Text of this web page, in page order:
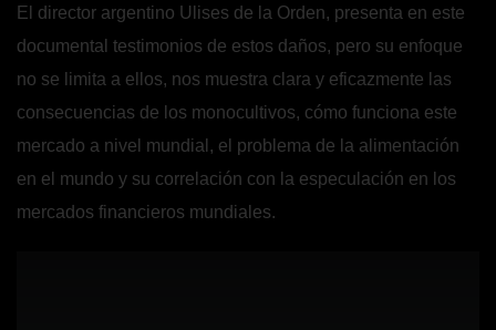
El director argentino Ulises de la Orden, presenta en este
documental testimonios de estos daños, pero su enfoque
no se limita a ellos, nos muestra clara y eficazmente las
consecuencias de los monocultivos, cómo funciona este
mercado a nivel mundial, el problema de la alimentación
en el mundo y su correlación con la especulación en los
mercados financieros mundiales.